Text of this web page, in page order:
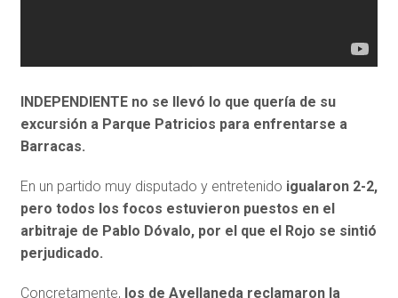
INDEPENDIENTE no se llevó lo que quería de su
excursión a Parque Patricios para enfrentarse a
Barracas.
En un partido muy disputado y entretenido igualaron 2-2,
pero todos los focos estuvieron puestos en el
arbitraje de Pablo Dóvalo, por el que el Rojo se sintió
perjudicado.
Concretamente, los de Avellaneda reclamaron la